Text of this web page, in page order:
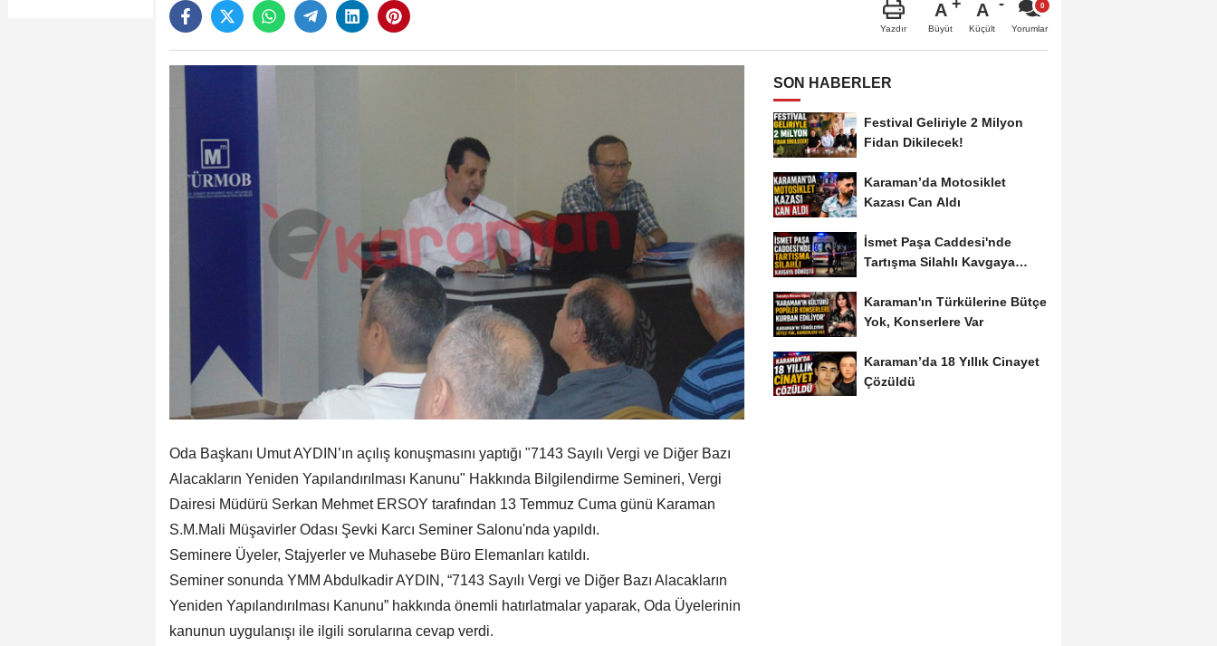
Yazdır
A
Büyüt
A
Küçült Yorumlar
Oda Başkanı Umut AYDIN’ın açılış konuşmasını yaptığı "7143 Sayılı Vergi ve Diğer Bazı
Alacakların Yeniden Yapılandırılması Kanunu" Hakkında Bilgilendirme Semineri, Vergi
Dairesi Müdürü Serkan Mehmet ERSOY tarafından 13 Temmuz Cuma günü Karaman
S.M.Mali Müşavirler Odası Şevki Karcı Seminer Salonu'nda yapıldı.
Seminere Üyeler, Stajyerler ve Muhasebe Büro Elemanları katıldı.
Seminer sonunda YMM Abdulkadir AYDIN, “7143 Sayılı Vergi ve Diğer Bazı Alacakların
Yeniden Yapılandırılması Kanunu” hakkında önemli hatırlatmalar yaparak, Oda Üyelerinin
kanunun uygulanışı ile ilgili sorularına cevap verdi.
SON HABERLER
Festival Geliriyle 2 Milyon
Fidan Dikilecek!
Karaman’da Motosiklet
Kazası Can Aldı
İsmet Paşa Caddesi'nde
Tartışma Silahlı Kavgaya
Karaman'ın Türkülerine Bütçe
Yok, Konserlere Var
Karaman’da 18 Yıllık Cinayet
Çözüldü